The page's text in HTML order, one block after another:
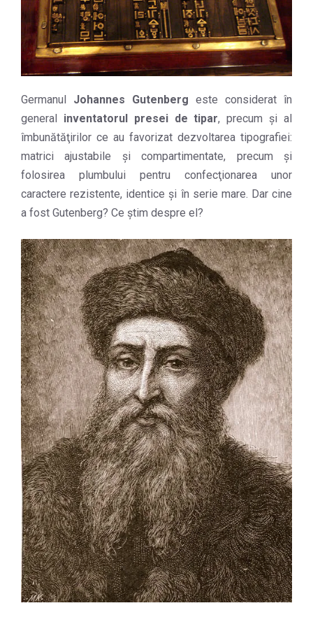
Germanul Johannes Gutenberg este considerat în
general inventatorul presei de tipar, precum şi al
îmbunătăţirilor ce au favorizat dezvoltarea tipografiei:
matrici ajustabile şi compartimentate, precum şi
folosirea plumbului pentru confecţionarea unor
caractere rezistente, identice şi în serie mare. Dar cine
a fost Gutenberg? Ce ştim despre el?